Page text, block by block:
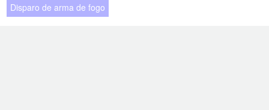
Disparo de arma de fogo